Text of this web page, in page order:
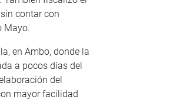
contar con
Mayo.
en Ambo, donde la
a pocos días del
del
mayor facilidad